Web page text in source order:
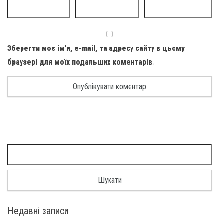
Зберегти моє ім'я, e-mail, та адресу сайту в цьому
браузері для моїх подальших коментарів.
Недавні записи